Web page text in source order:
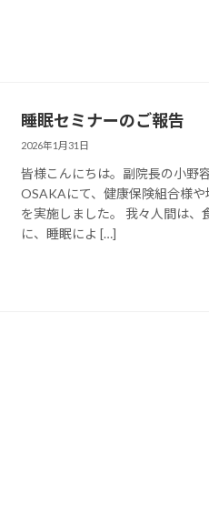
睡眠セミナーのご報告
2026年1月31日
皆様こんにちは。副院長の小野
OSAKAにて、健康保険組合様
を実施しました。 我々人間は
に、睡眠によ […]